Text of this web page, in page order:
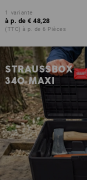
1 variante
à p. de € 48,28
(TTC) à p. de 6 Pièces
STRAUSSBOX
340 MAXI